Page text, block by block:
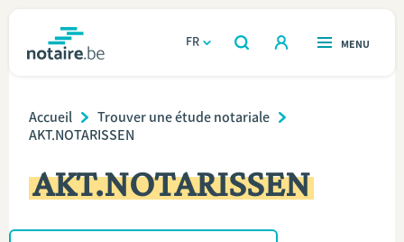
FR
OUVERT
RECHERCHER
OUVERT
MENU
Immobilier
Relations et vivre ensemble
TROUVER UN NOTAIRE
Breadcrumb
Accueil
Trouver une étude notariale
AKT.NOTARISSEN
AKT.NOTARISSEN